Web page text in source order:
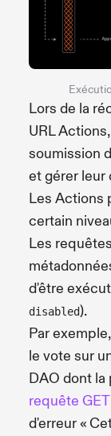
Lors de la
URL
soumission
et gérer leur
Les Actions
certain
Les requêtes
d'être
disabled).
Par
le vote sur
DAO dont
requête GET
d'erreur «